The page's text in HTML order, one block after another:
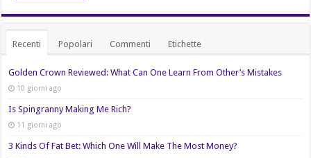
Recenti Popolari Commenti Etichette
Golden Crown Reviewed: What Can One Learn From Other’s Mistakes
10 giorni ago
Is Spingranny Making Me Rich?
11 giorni ago
3 Kinds Of Fat Bet: Which One Will Make The Most Money?